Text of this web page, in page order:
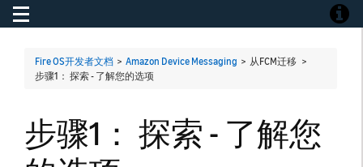
Toggle navigation
Fire OS开发者文档 > Amazon Device Messaging > 从FCM迁移 >
步骤1： 探索 - 了解您的选项
步骤1： 探索 - 了解您